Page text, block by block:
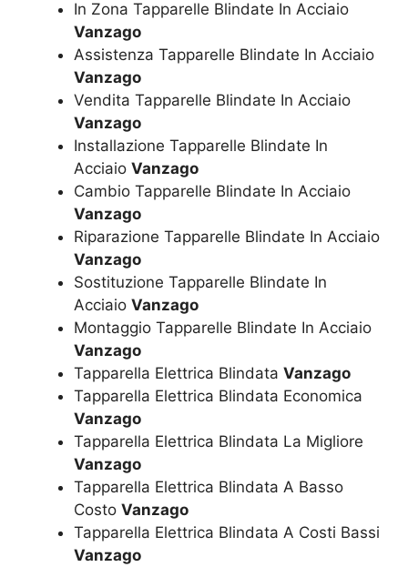
In Zona Tapparelle Blindate In Acciaio
Vanzago
Assistenza Tapparelle Blindate In Acciaio
Vanzago
Vendita Tapparelle Blindate In Acciaio
Vanzago
Installazione Tapparelle Blindate In
Acciaio Vanzago
Cambio Tapparelle Blindate In Acciaio
Vanzago
Riparazione Tapparelle Blindate In Acciaio
Vanzago
Sostituzione Tapparelle Blindate In
Acciaio Vanzago
Montaggio Tapparelle Blindate In Acciaio
Vanzago
Tapparella Elettrica Blindata Vanzago
Tapparella Elettrica Blindata Economica
Vanzago
Tapparella Elettrica Blindata La Migliore
Vanzago
Tapparella Elettrica Blindata A Basso
Costo Vanzago
Tapparella Elettrica Blindata A Costi Bassi
Vanzago